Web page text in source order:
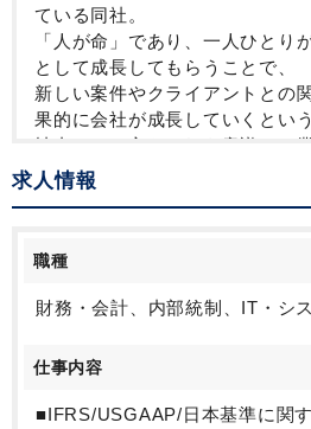
ている同社。
「人が命」であり、一人ひとり
として成長してもらうことで、
新しい案件やクライアントとの
果的に会社が成長していくとい
社内にいる方もそれを意識して
しゃいます。
ルになりたい」という方にも、
「満遍なく会計領域に強いプロ
たい」という方にも、
「仕事に飽きが来ない」「目指
る」と前向きな発言をされる方
同社の魅力を表していらっしゃ
求人情報
職種
財務・会計、内部統制、IT・シ
仕事内容
■IFRS/USGAAP/日本基準に関